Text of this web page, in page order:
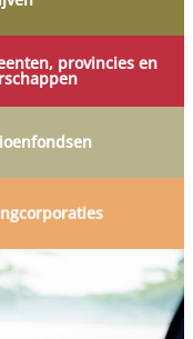
provincies en